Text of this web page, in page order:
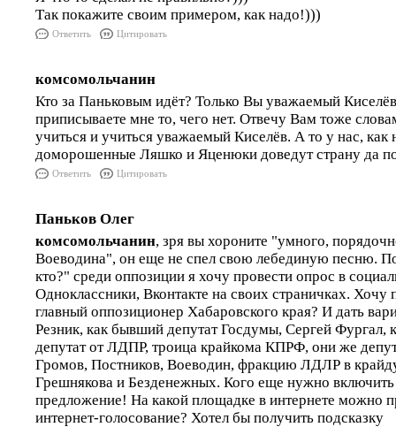
Так покажите своим примером, как надо!)))
Ответить Цитировать
комсомольчанин
Кто за Паньковым идёт? Только Вы уважаемый
приписываете мне то, чего нет. Отвечу Вам тоже
учиться и учиться уважаемый Киселёв. А то у нас, как
доморошенные Ляшко и Яценюки доведут страну да
Ответить Цитировать
Паньков Олег
комсомольчанин, зря вы хороните "умного,
Воеводина", он еще не спел свою лебединую песню.
кто?" среди оппозиции я хочу провести опрос в
Одноклассники, Вконтакте на своих страничках. Хочу
главный оппозиционер Хабаровского края? И дать
Резник, как бывший депутат Госдумы, Сергей Фургал,
депутат от ЛДПР, троица крайкома КПРФ, они же
Громов, Постников, Воеводин, фракцию ЛДЛР в
Грешнякова и Безденежных. Кого еще нужно
предложение! На какой площадке в интернете можно
интернет-голосование? Хотел бы получить подсказку